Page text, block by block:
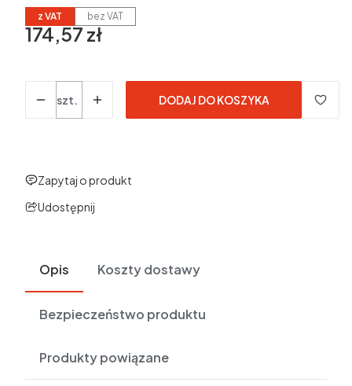
z VAT bez VAT
Cena
174,57 zł
w tym 23% VAT
w tym23%
szt.
DODAJ DO KOSZYKA
Zapytaj o produkt
Udostępnij
Opis Koszty dostawy
Bezpieczeństwo produktu
Produkty powiązane